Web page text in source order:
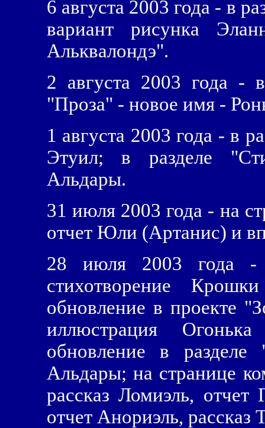
6 августа 2003 года - в
вариант рисунка
Альквалондэ".
2 августа 2003 года -
"Проза" - новое имя -
1 августа 2003 года - в
Этуил; в разделе
Альдары.
31 июля 2003 года - на
отчет Юли (Артанис) и
28 июля 2003 года -
стихотворение
обновление в проекте
иллюстрация
обновление в
Альдары; на странице
рассказ Ломиэль, отчет
отчет Анориэль, рассказ